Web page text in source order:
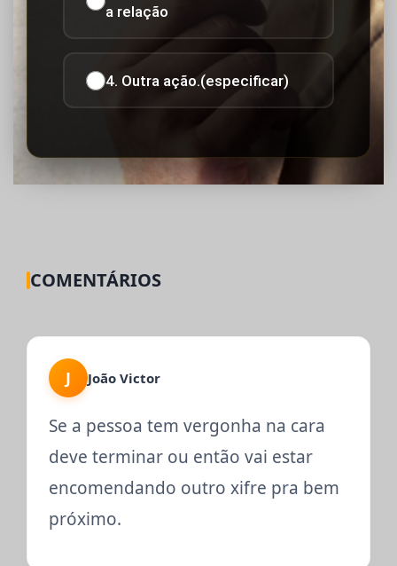
a relação
4. Outra ação.(especificar)
COMENTÁRIOS
J João Victor
Se a pessoa tem vergonha na cara
deve terminar ou então vai estar
encomendando outro xifre pra bem
próximo.